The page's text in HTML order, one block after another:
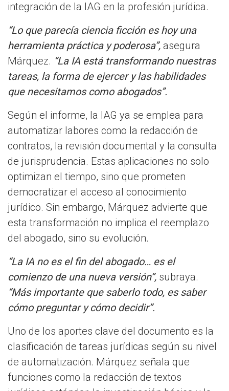
integración de la IAG en la profesión jurídica.
“Lo que parecía ciencia ficción es hoy una
herramienta práctica y poderosa”, asegura
Márquez. “La IA está transformando nuestras
tareas, la forma de ejercer y las habilidades
que necesitamos como abogados”.
Según el informe, la IAG ya se emplea para
automatizar labores como la redacción de
contratos, la revisión documental y la consulta
de jurisprudencia. Estas aplicaciones no solo
optimizan el tiempo, sino que prometen
democratizar el acceso al conocimiento
jurídico. Sin embargo, Márquez advierte que
esta transformación no implica el reemplazo
del abogado, sino su evolución.
“La IA no es el fin del abogado… es el
comienzo de una nueva versión”, subraya.
“Más importante que saberlo todo, es saber
cómo preguntar y cómo decidir”.
Uno de los aportes clave del documento es la
clasificación de tareas jurídicas según su nivel
de automatización. Márquez señala que
funciones como la redacción de textos